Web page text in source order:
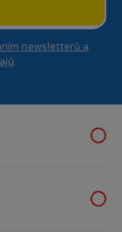
newsletterů a
.